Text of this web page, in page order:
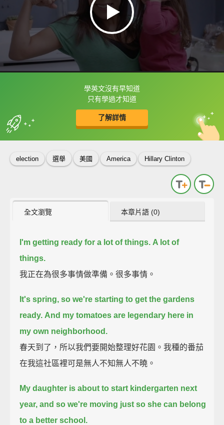
學英文沒有早知道
只有學過才知道
了解詳情
框選或點兩下字幕可以直接查字典喔！
收錄佳句 中
英
election 選舉 美國 America Hillary Clinton
全文瀏覽 本章片語 (0)
I'm getting ready for a lot of things. A lot of
things.
我正在為很多事情做準備。很多事情。
It's spring, so we're starting to get the gardens
ready. And my tomatoes are legendary here in
my own neighborhood.
春天到了，所以我們要開始整理好花園。我種的番茄
在我這社區裡可是無人不知無人不曉。
My daughter is about to start kindergarten next
year, and so we're moving just so she can belong
to a better school.